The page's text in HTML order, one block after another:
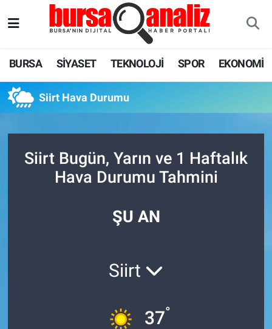
BURSA SİYASET TEKNOLOJİ SPOR EKONOMİ
Siirt Hava Durumu
Siirt Bugün, Yarın ve 1 Haftalık
Hava Durumu Tahmini
ŞU AN
Siirt
37°
EKONOMİ
Tüm Manşetler